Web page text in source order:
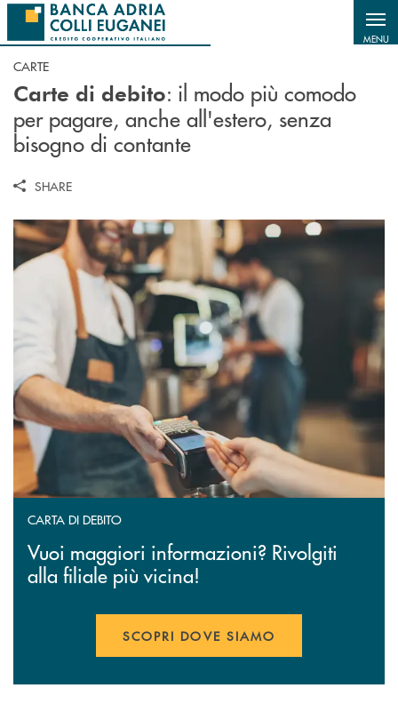
Salta al contenuto principale
MENU
CARTE
Carte di debito: il modo più comodo
per pagare, anche all'estero, senza
bisogno di contante
SHARE
CARTA DI DEBITO
Vuoi maggiori informazioni? Rivolgiti
alla filiale più vicina!
SCOPRI DOVE SIAMO